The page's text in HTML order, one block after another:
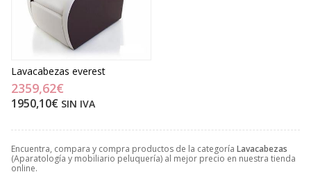
Encuentra, compara y compra productos de la categoría Lavacabezas
(Aparatología y mobiliario peluquería) al mejor precio en nuestra tienda
online.
Lavacabezas everest
2359,62€
1950,10€ SIN IVA